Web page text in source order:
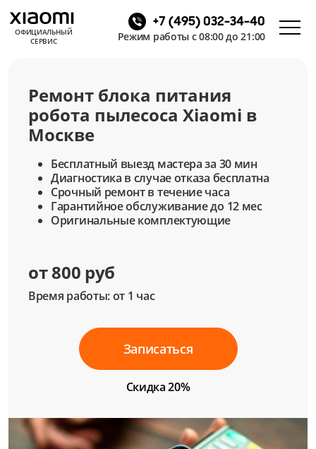
ОФИЦИАЛЬНЫЙ
СЕРВИС
+7 (495) 032-34-40
Режим работы с 08:00 до 21:00
Ремонт блока питания
робота пылесоса Xiaomi в
Москве
Бесплатный выезд мастера за 30 мин
Диагностика в случае отказа бесплатна
Срочный ремонт в течение часа
Гарантийное обслуживание до 12 мес
Оригинальные комплектующие
от 800 руб
Время работы: от 1 час
Записаться
Скидка 20%